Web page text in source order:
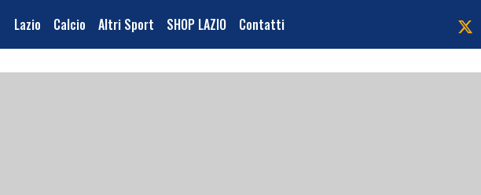
Lazio Calcio Altri Sport SHOP LAZIO Contatti